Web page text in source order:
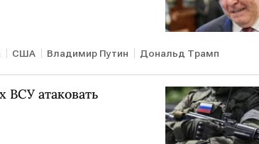
США Владимир Путин Дональд Трамп
ВСУ атаковать